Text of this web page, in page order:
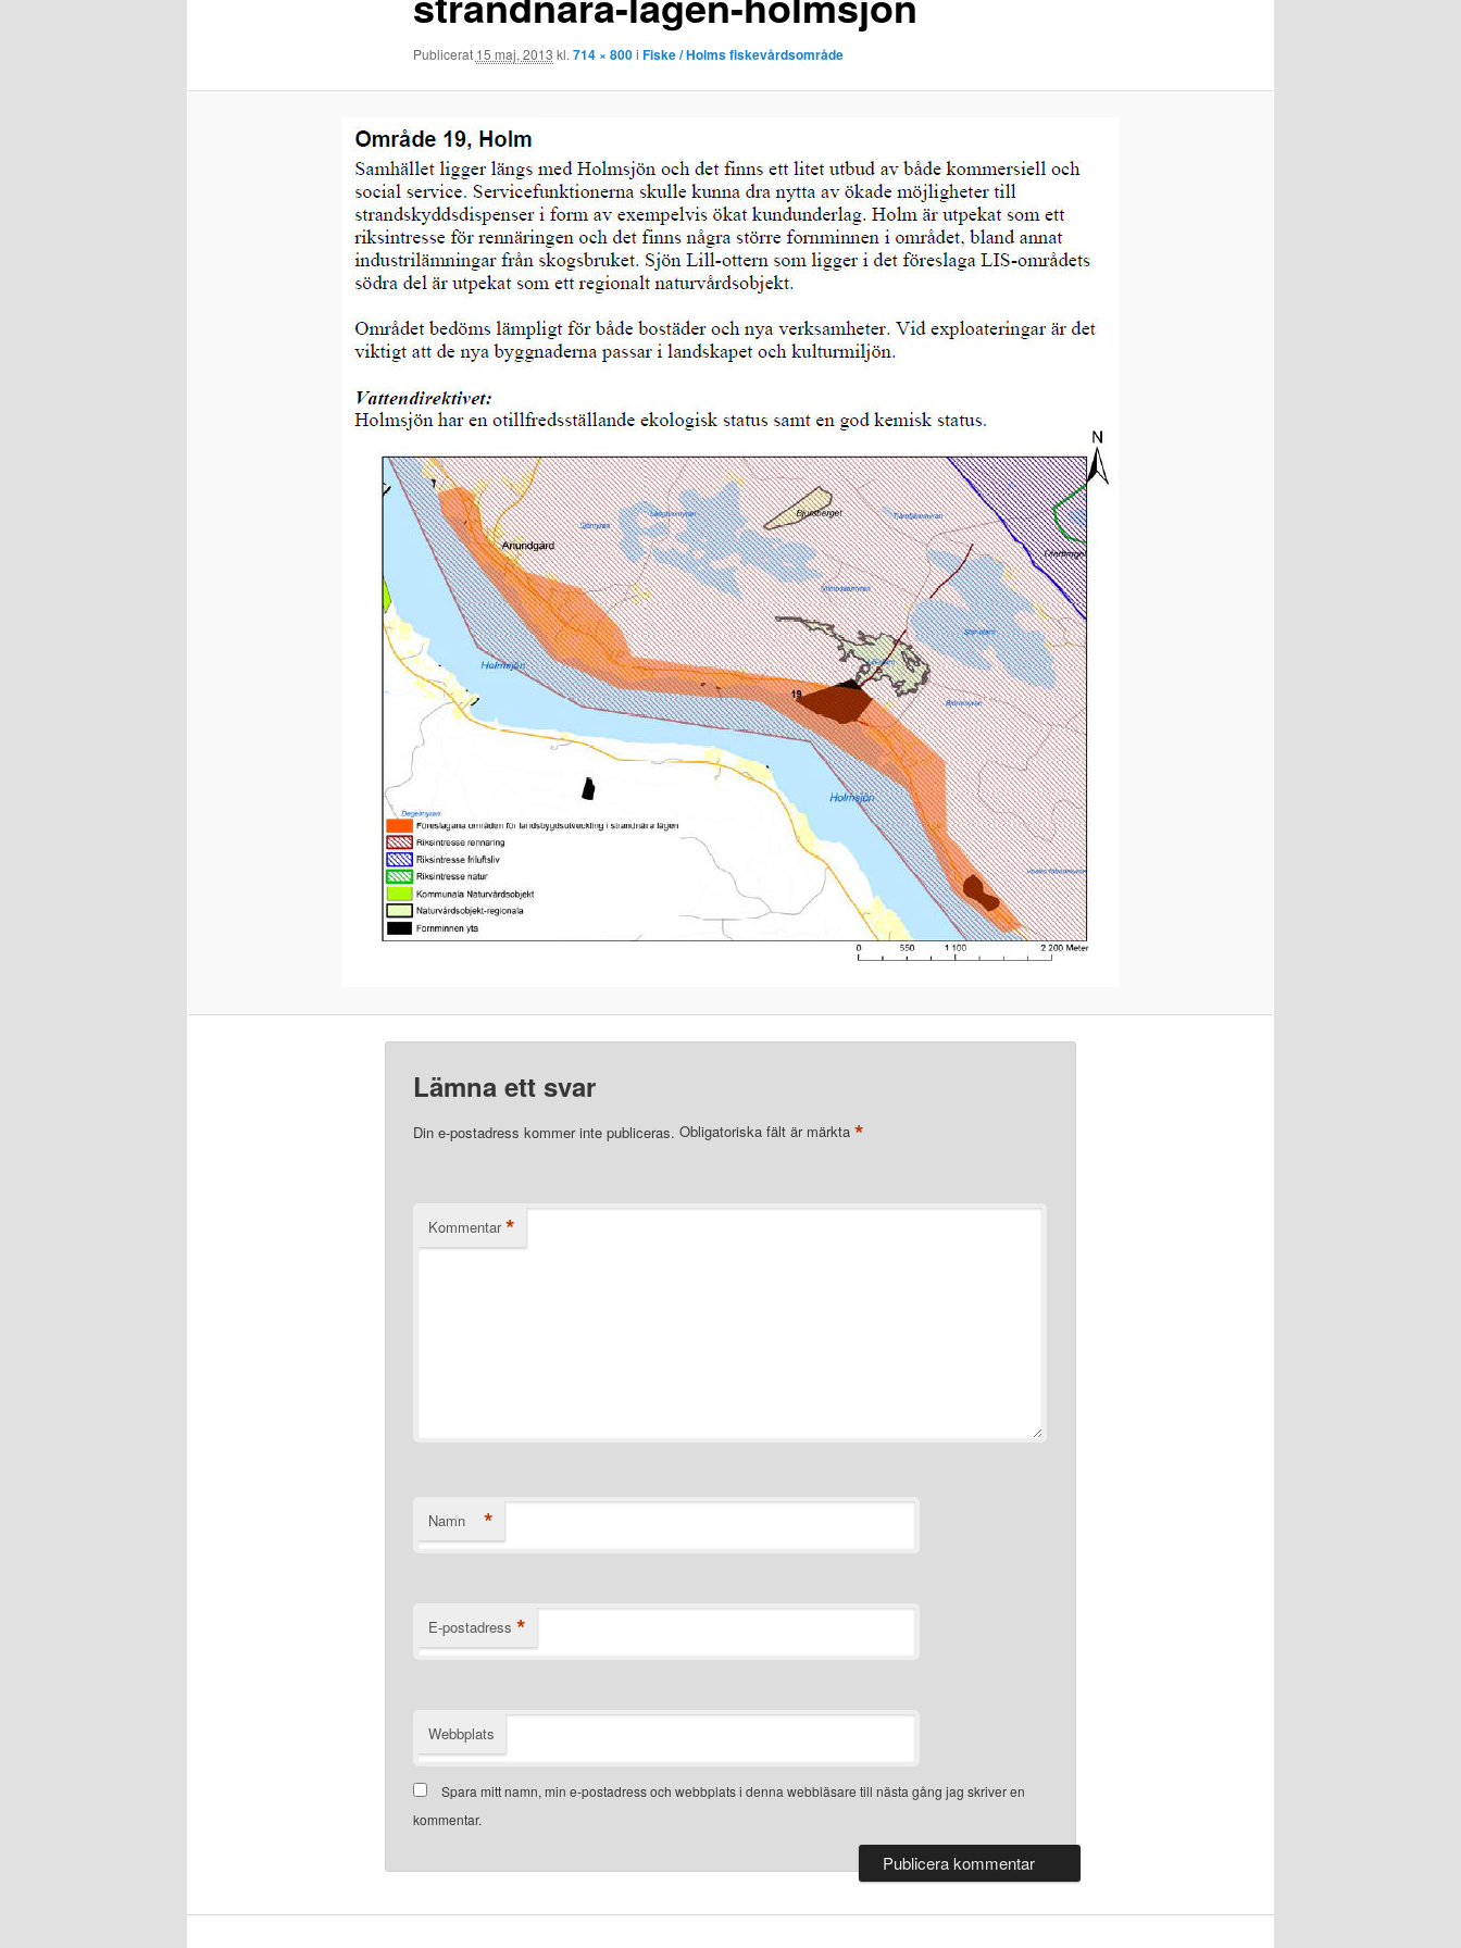
Publicerat 15 maj, 2013 kl. 714 × 800i Fiske / Holms fiskevårdsområde
Lämna ett svar
Din e-postadress kommer inte publiceras. Obligatoriska fält är märkta *
Kommentar *
Namn *
E-postadress *
Webbplats
Spara mitt namn, min e-postadress och webbplats i denna webbläsare till nästa gång jag skriver en
kommentar.